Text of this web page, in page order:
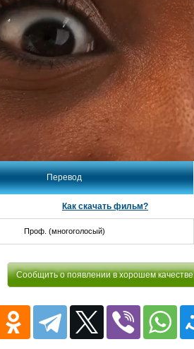
Перевод
Как скачать фильм?
Проф. (многоголосый)
Сообщить о появлении в хорошем качестве